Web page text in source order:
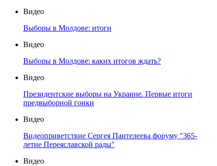
Видео
Выборы в Молдове: итоги
Видео
Выборы в Молдове: каких итогов ждать?
Видео
Президентские выборы на Украине. Первые итоги
предвыборной гонки
Видео
Видеоприветствие Сергея Пантелеева форуму "365-
летие Переяславской рады"
Видео